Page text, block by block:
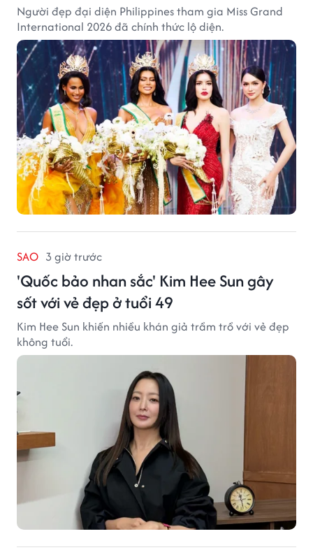
Người đẹp đại diện Philippines tham gia Miss Grand
International 2026 đã chính thức lộ diện.
SAO 3 giờ trước
'Quốc bảo nhan sắc' Kim Hee Sun gây
sốt với vẻ đẹp ở tuổi 49
Kim Hee Sun khiến nhiều khán giả trầm trồ với vẻ đẹp
không tuổi.